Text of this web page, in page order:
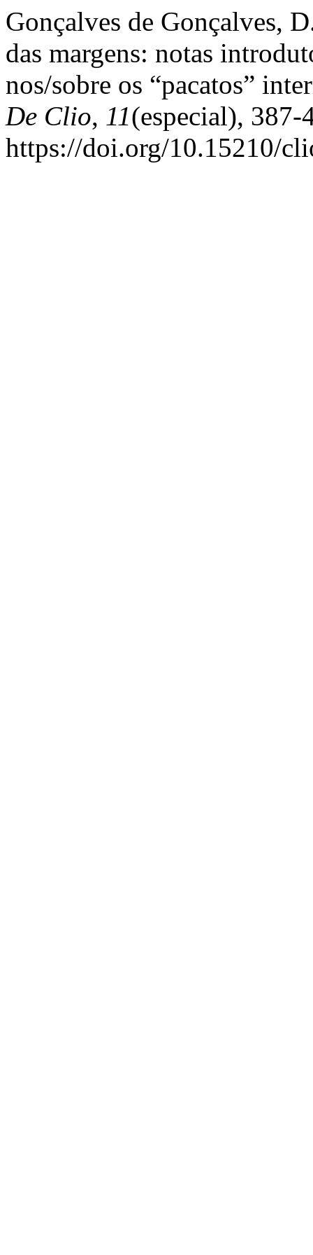
Gonçalves de Gonçalves,
das margens: notas
nos/sobre os “pacatos”
De Clio, 11(especial), 387-
https://doi.org/10.15210/